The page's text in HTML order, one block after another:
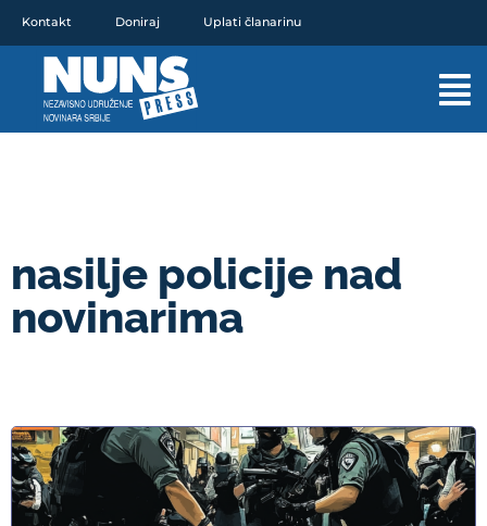
sadržaj
Kontakt Doniraj Uplati članarinu
nasilje policije nad
novinarima